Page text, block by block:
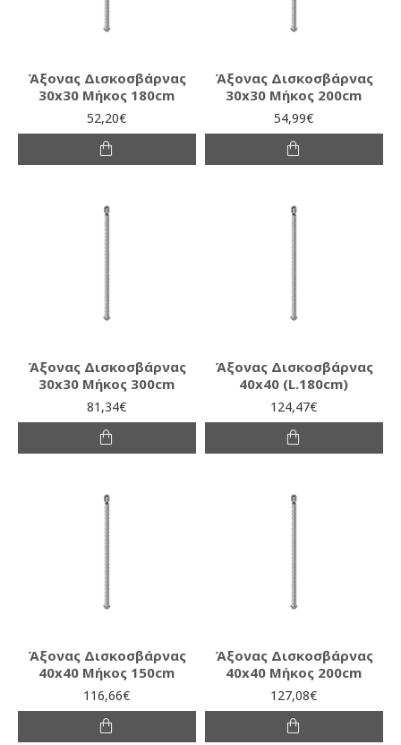
Άξονας Δισκοσβάρνας
30x30 Μήκος 180cm
52,20€
Άξονας Δισκοσβάρνας
30x30 Μήκος 200cm
54,99€
Άξονας Δισκοσβάρνας
30x30 Μήκος 300cm
81,34€
Άξονας Δισκοσβάρνας
40x40 (L.180cm)
124,47€
Άξονας Δισκοσβάρνας
40x40 Μήκος 150cm
116,66€
Άξονας Δισκοσβάρνας
40x40 Μήκος 200cm
127,08€